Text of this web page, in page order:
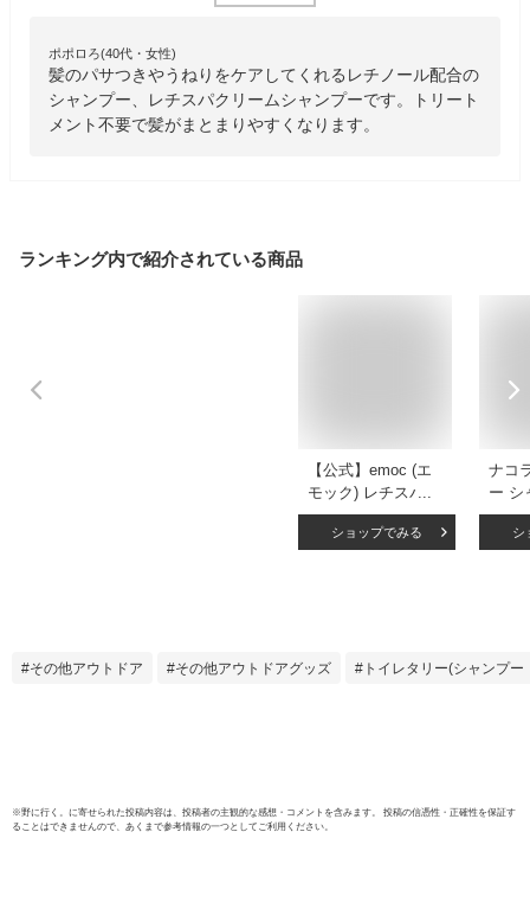
ポポロろ(40代・女性)
髪のパサつきやうねりをケアしてくれるレチノール配合の
シャンプー、レチスパクリームシャンプーです。トリート
メント不要で髪がまとまりやすくなります。
ランキング内で紹介されている商品
【公式】emoc (エ
モック) レチスパ ク
リームシャンプー
泥シャンプー レチ
ア ノンシリコン 艶
ショップでみる
ナコ
ー シ
性レ
カラ
シ
その他アウトドア その他アウトドアグッズ トイレタリー(シャンプ
※野に行く。 に寄せられた投稿内容は、投稿者の主観的な感想・コメントを含みます。 投稿の信憑性・正確性を保証す
ることはできませんので、あくまで参考情報の一つとしてご利用ください。